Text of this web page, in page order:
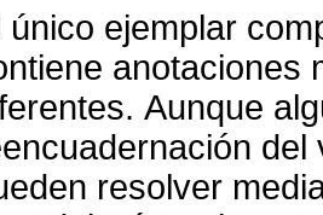
único ejemplar
anotaciones
Aunque
resolver